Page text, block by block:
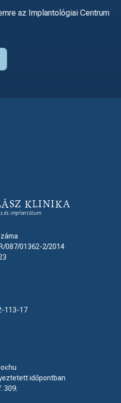
az Implantológiai Centrum
087/01362-2/2014
113-17
időpontban
309.